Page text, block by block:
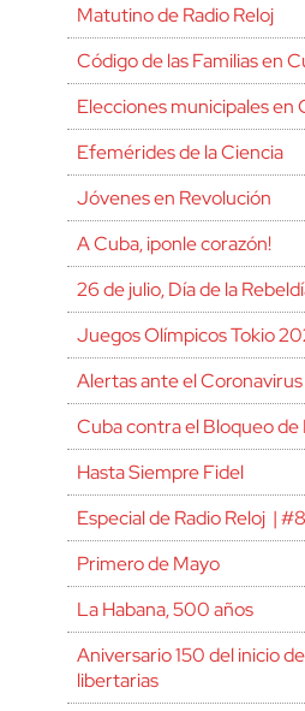
Matutino de Radio Reloj
Código de las Familias en
Elecciones municipales en
Efemérides de la Ciencia
Jóvenes en Revolución
A Cuba, ¡ponle corazón!
26 de julio, Día de la
Juegos Olímpicos Tokio
Alertas ante el Coronavirus
Cuba contra el Bloqueo de
Hasta Siempre Fidel
Especial de Radio Reloj |
Primero de Mayo
La Habana, 500 años
Aniversario 150 del inicio
libertarias